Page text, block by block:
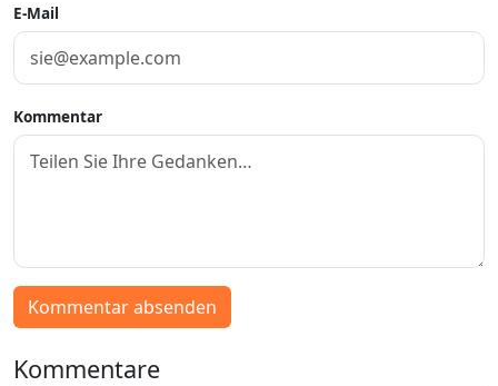
E-Mail
Kommentar
Kommentar absenden
Kommentare